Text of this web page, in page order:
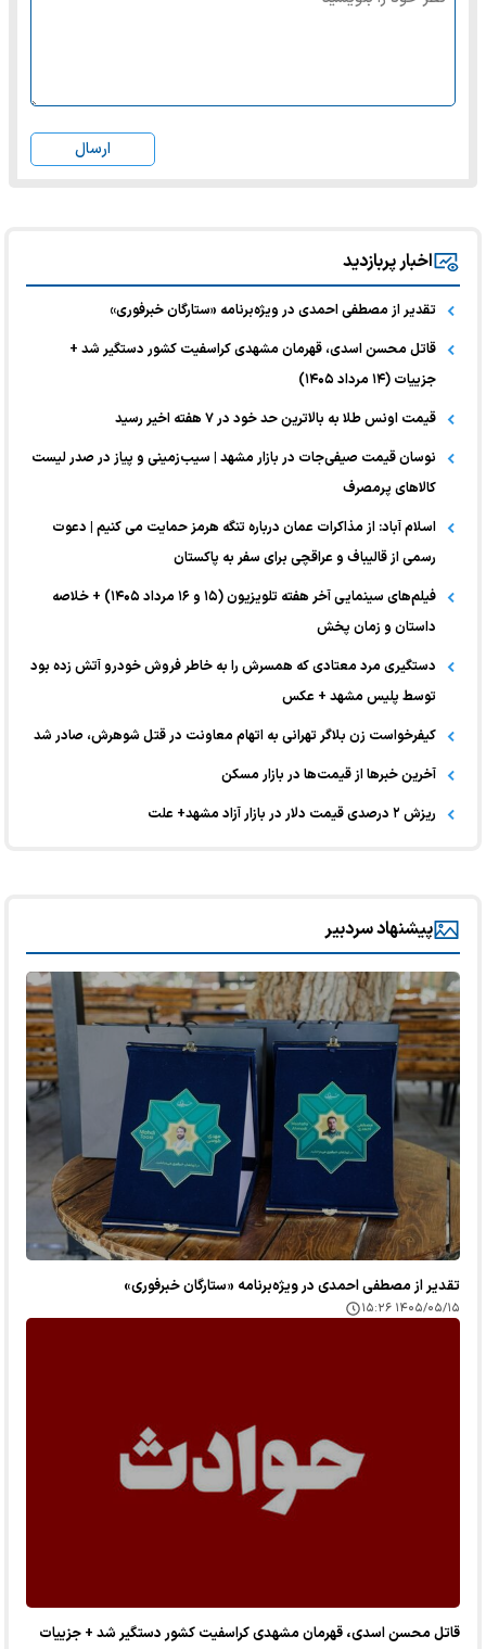
ارسال
اخبار پربازدید
تقدیر از مصطفی احمدی در ویژه‌برنامه «ستارگان خبرفوری»
قاتل محسن اسدی، قهرمان مشهدی کراسفیت کشور دستگیر شد +
جزییات (۱۴ مرداد ۱۴۰۵)
قیمت اونس طلا به بالاترین حد خود در ۷ هفته اخیر رسید
نوسان قیمت صیفی‌جات در بازار مشهد | سیب‌زمینی و پیاز در صدر لیست
کالا‌های پرمصرف
اسلام آباد: از مذاکرات عمان درباره تنگه هرمز حمایت می کنیم | دعوت
رسمی از قالیباف و عراقچی برای سفر به پاکستان
فیلم‌های سینمایی آخر هفته تلویزیون (۱۵ و ۱۶ مرداد ۱۴۰۵) + خلاصه
داستان و زمان پخش
دستگیری مرد معتادی که همسرش را به خاطر فروش خودرو آتش زده بود
توسط پلیس مشهد + عکس
کیفرخواست زن بلاگر تهرانی به اتهام معاونت در قتل شوهرش، صادر شد
آخرین خبر‌ها از قیمت‌ها در بازار مسکن
ریزش ۲ درصدی قیمت دلار در بازار آزاد مشهد+ علت
پیشنهاد سردبیر
تقدیر از مصطفی احمدی در ویژه‌برنامه «ستارگان خبرفوری»
۱۴۰۵/۰۵/۱۵ ۱۵:۲۶
قاتل محسن اسدی، قهرمان مشهدی کراسفیت کشور دستگیر شد + جزییات